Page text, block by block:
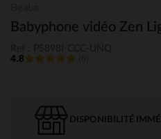
Babyphone vidéo Zen
4.8
DISPONIBILITÉ